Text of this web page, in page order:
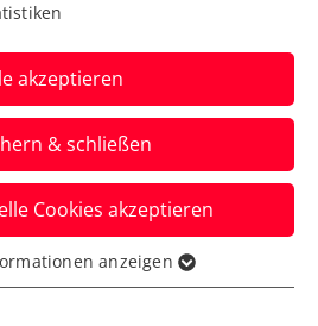
Besetzung
Ohneberg diskutiert
Open mit dem Who is
22.10.2024
akzeptieren
& schließen
Cookies akzeptieren
für grundlegende
anzeigen